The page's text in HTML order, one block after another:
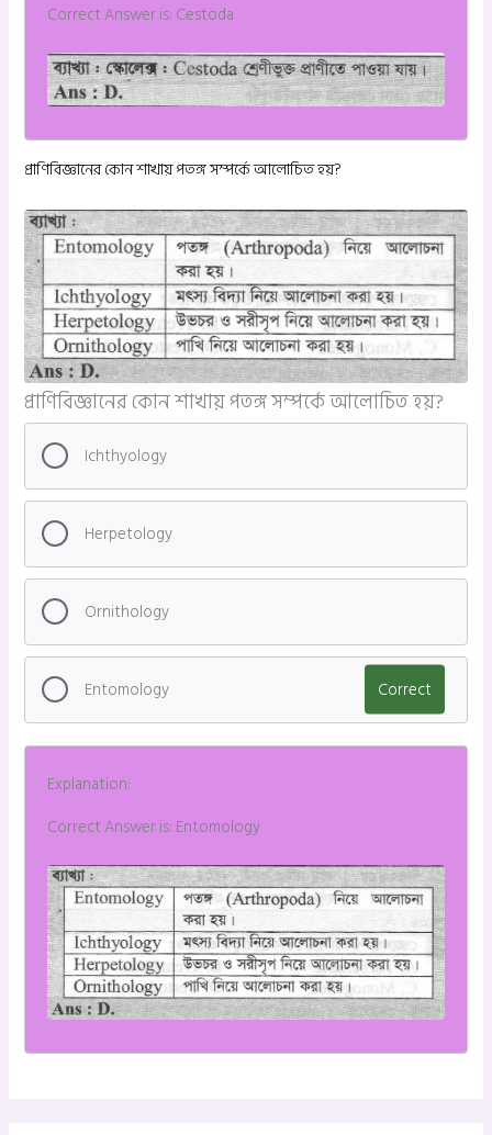
Correct Answer is: Cestoda
প্রাণিবিজ্ঞানের কোন শাখায় পতঙ্গ সম্পর্কে আলোচিত হয়?
প্রাণিবিজ্ঞানের কোন শাখায় পতঙ্গ সম্পর্কে আলোচিত হয়?
Ichthyology
Herpetology
Ornithology
Entomology Correct
Explanation:
Correct Answer is: Entomology